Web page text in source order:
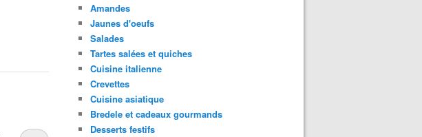
Amandes
Jaunes d'oeufs
Salades
Tartes salées et quiches
Cuisine italienne
Crevettes
Cuisine asiatique
Bredele et cadeaux gourmands
Desserts festifs